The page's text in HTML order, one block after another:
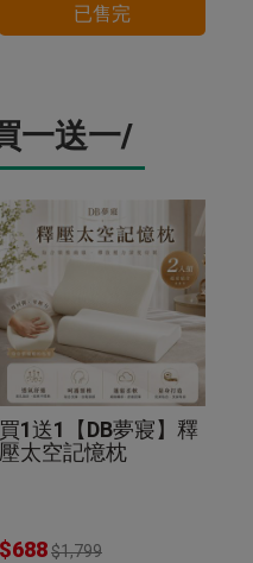
已售完
一送一/
買1送1【DB夢寢】釋
壓太空記憶枕
$688$1,799